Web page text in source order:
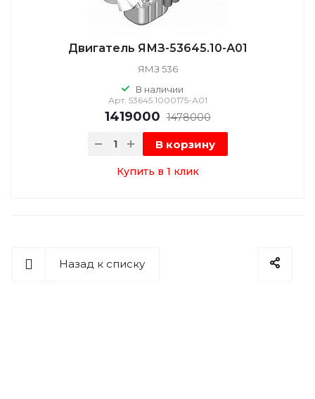
Двигатель ЯМЗ-53645.10-А01
ЯМЗ 536
В наличии
Арт. 53645.1000175-А01
1419000 1478000
В корзину
Купить в 1 клик
Назад к списку